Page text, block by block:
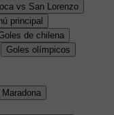
vs San Lorenzo
principal
de chilena
Goles olímpicos